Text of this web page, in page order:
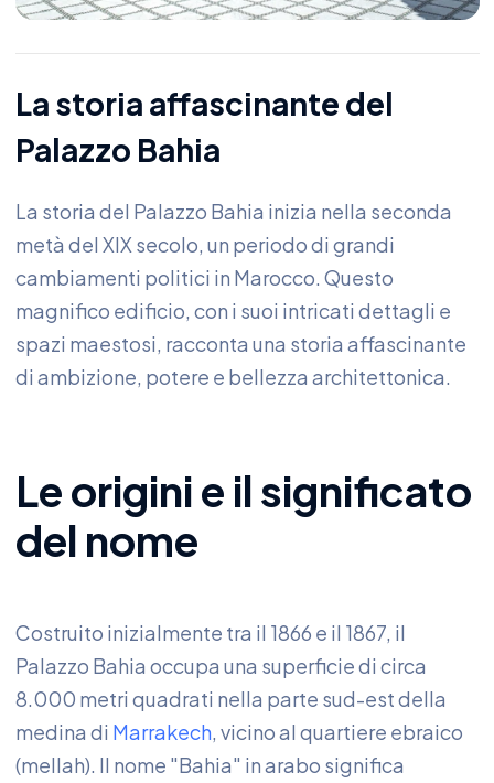
La storia affascinante del
Palazzo Bahia
La storia del Palazzo Bahia inizia nella seconda
metà del XIX secolo, un periodo di grandi
cambiamenti politici in Marocco. Questo
magnifico edificio, con i suoi intricati dettagli e
spazi maestosi, racconta una storia affascinante
di ambizione, potere e bellezza architettonica.
Le origini e il significato
del nome
Costruito inizialmente tra il 1866 e il 1867, il
Palazzo Bahia occupa una superficie di circa
8.000 metri quadrati nella parte sud-est della
medina di Marrakech, vicino al quartiere ebraico
(mellah). Il nome "Bahia" in arabo significa